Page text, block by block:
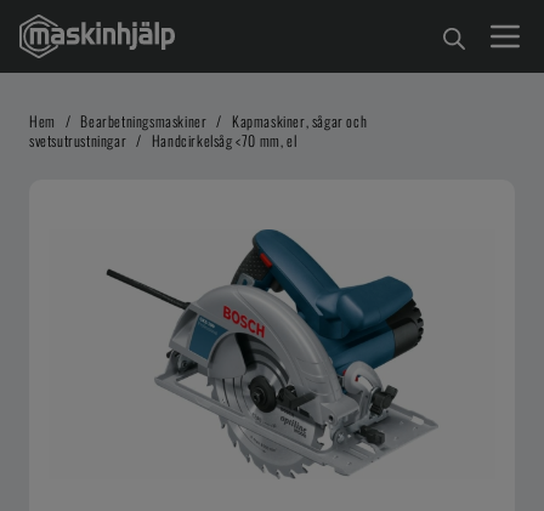
Hem / Bearbetningsmaskiner / Kapmaskiner, sågar och
svetsutrustningar / Handcirkelsåg <70 mm, el